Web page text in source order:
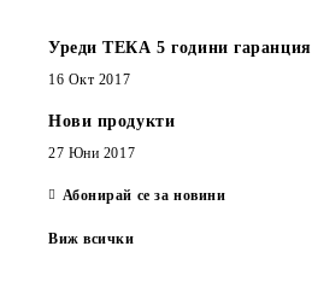
Уреди ТЕКА 5 години гаранция
16 Окт 2017
Нови продукти
27 Юни 2017
Абонирай се за новини
Виж всички